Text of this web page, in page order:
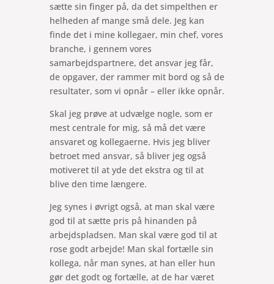
sætte sin finger på, da det simpelthen er
helheden af mange små dele. Jeg kan
finde det i mine kollegaer, min chef, vores
branche, i gennem vores
samarbejdspartnere, det ansvar jeg får,
de opgaver, der rammer mit bord og så de
resultater, som vi opnår – eller ikke opnår.
Skal jeg prøve at udvælge nogle, som er
mest centrale for mig, så må det være
ansvaret og kollegaerne. Hvis jeg bliver
betroet med ansvar, så bliver jeg også
motiveret til at yde det ekstra og til at
blive den time længere.
Jeg synes i øvrigt også, at man skal være
god til at sætte pris på hinanden på
arbejdspladsen. Man skal være god til at
rose godt arbejde! Man skal fortælle sin
kollega, når man synes, at han eller hun
gør det godt og fortælle, at de har været